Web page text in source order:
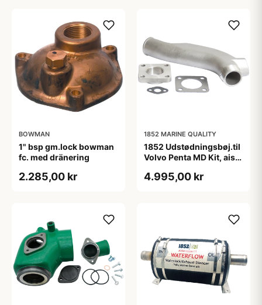
BOWMAN
1" bsp gm.lock bowman
fc. med dränering
2.285,00 kr
1852 MARINE QUALITY
1852 Udstødningsbøj.til
Volvo Penta MD Kit, aisi
4.995,00 kr